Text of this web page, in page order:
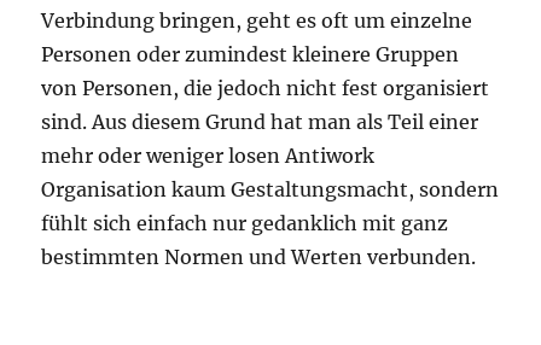
Verbindung bringen, geht es oft um einzelne
Personen oder zumindest kleinere Gruppen
von Personen, die jedoch nicht fest organisiert
sind. Aus diesem Grund hat man als Teil einer
mehr oder weniger losen Antiwork
Organisation kaum Gestaltungsmacht, sondern
fühlt sich einfach nur gedanklich mit ganz
bestimmten Normen und Werten verbunden.